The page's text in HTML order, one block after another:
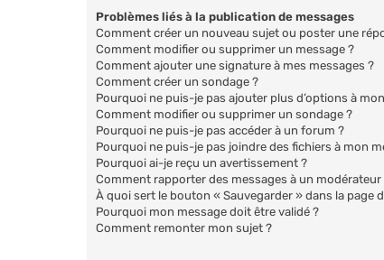
Problèmes liés à la publication de messages
Comment créer un nouveau sujet ou poster une
Comment modifier ou supprimer un message ?
Comment ajouter une signature à mes messages ?
Comment créer un sondage ?
Pourquoi ne puis-je pas ajouter plus d’options à
Comment modifier ou supprimer un sondage ?
Pourquoi ne puis-je pas accéder à un forum ?
Pourquoi ne puis-je pas joindre des fichiers à mon
Pourquoi ai-je reçu un avertissement ?
Comment rapporter des messages à un modérateur
À quoi sert le bouton « Sauvegarder » dans la page
Pourquoi mon message doit être validé ?
Comment remonter mon sujet ?